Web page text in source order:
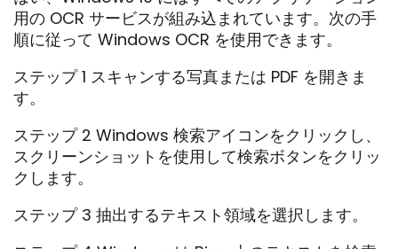
用の OCR サービスが組み込まれています。次の手
順に従って Windows OCR を使用できます。
ステップ 1 スキャンする写真または PDF を開きま
す。
ステップ 2 Windows 検索アイコンをクリックし、
スクリーンショットを使用して検索ボタンをクリッ
クします。
ステップ 3 抽出するテキスト領域を選択します。